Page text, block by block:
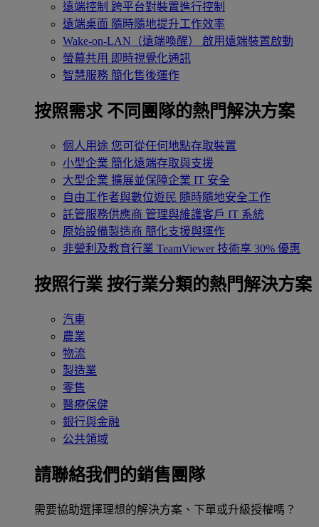
遠端控制 跨平台對裝置進行控制
遠端桌面 隨時隨地提升工作效率
Wake-on-LAN（遠端喚醒）
啟用遠端裝置啟動
螢幕共用 即時視覺化通訊
智慧服務 簡化售後運作
按照需求 不同團隊的熱門解決方案
個人用途 您可從任何地點存取裝置
小型企業 簡化遠端存取與支援
大型企業 擴展並保障企業 IT 安全
自由工作者與數位遊民 隨時隨地安全工作
託管服務供應商 管理與維護客戶 IT 系統
原始設備製造商 簡化支援與運作
非營利及教育行業 TeamViewer 技術享 30% 優惠
按照行業 按行業分類的熱門解決方案
汽車
農業
物流
製造業
零售
醫療保健
銀行與金融
公共領域
請聯絡我們的銷售團隊
需要協助選擇理想的解決方案、下單或升級授權嗎？